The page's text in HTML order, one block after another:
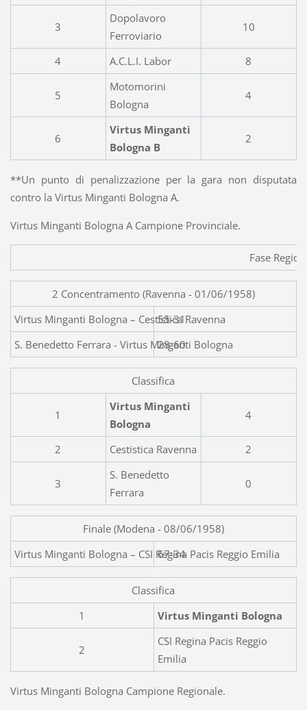
3
Dopolavoro
Ferroviario
10
4 A.C.L.I. Labor 8
5
Motomorini
Bologna
4
6
Virtus Minganti
Bologna B
2
**Un punto di penalizzazione per la gara non disputata
contro la Virtus Minganti Bologna A.
Virtus Minganti Bologna A Campione Provinciale.
Fase
2 Concentramento (Ravenna - 01/06/1958)
Virtus Minganti Bologna
55-31
S. Benedetto Ferrara - Virtus Minganti Bologna
28-60
Classifica
1
Virtus Minganti
Bologna
4
2 Cestistica Ravenna 2
3
S. Benedetto
Ferrara
0
Finale (Modena - 08/06/1958)
Virtus Minganti Bologna –
67-34
Classifica
1
Virtus Minganti Bologna
2
CSI Regina Pacis Reggio
Emilia
Virtus Minganti Bologna Campione Regionale.